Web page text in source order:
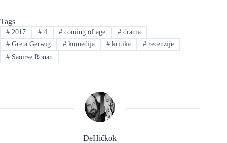
Tags
#2017 #4 # coming of age # drama
#Greta Gerwig #komedija # kritika # recenzije
#Saoirse Ronan
DeHičkok